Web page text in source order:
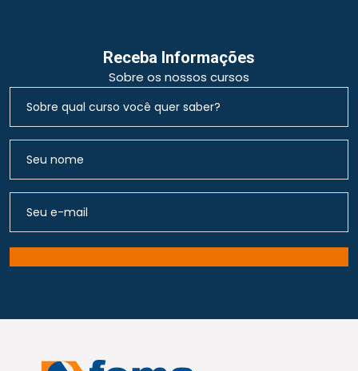
Receba Informações
Sobre os nossos cursos